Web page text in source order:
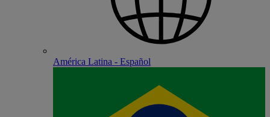
América Latina - Español